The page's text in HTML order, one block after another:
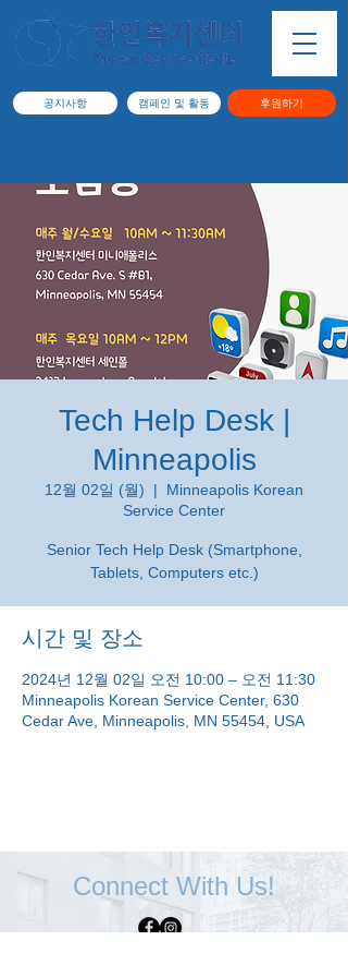
공지사항 캠페인 및 활동 후원하기
Tech Help Desk |
Minneapolis
12월 02일 (월)
  |
Minneapolis Korean
Service Center
Senior Tech Help Desk (Smartphone,
Tablets, Computers etc.)
시간 및 장소
2024년 12월 02일 오전 10:00 – 오전 11:30
Minneapolis Korean Service Center, 630
Cedar Ave, Minneapolis, MN 55454, USA
Connect With Us!